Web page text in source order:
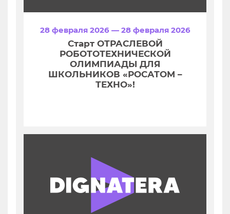
28 февраля 2026 — 28 февраля 2026
Старт ОТРАСЛЕВОЙ
РОБОТОТЕХНИЧЕСКОЙ
ОЛИМПИАДЫ ДЛЯ
ШКОЛЬНИКОВ «РОСАТОМ –
ТЕХНО»!